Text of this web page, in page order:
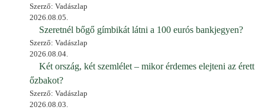
Szerző: Vadászlap
2026.08.05.
Szeretnél bőgő gímbikát látni a 100 eurós bankjegyen?
Szerző: Vadászlap
2026.08.04.
Két ország, két szemlélet – mikor érdemes elejteni az érett
őzbakot?
Szerző: Vadászlap
2026.08.03.